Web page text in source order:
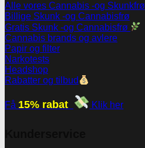
Alle vores Cannabis -og Skunkfrø
Billige Skunk -og Cannabisfrø
Gratis Skunk -og Cannabisfrø
Cannabis brands og avlere
Papir og filter
Narkotests
Headshop
Rabatter og tilbud
Få 15% rabat Klik her